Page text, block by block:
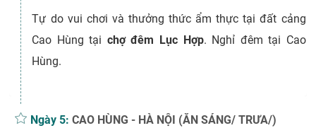
Tự do vui chơi và thưởng thức ẩm thực tại đất cảng
Cao Hùng tại chợ đêm Lục Hợp. Nghỉ đêm tại Cao
Hùng.
Ngày 5:CAO HÙNG - HÀ NỘI (ĂN SÁNG/ TRƯA/)